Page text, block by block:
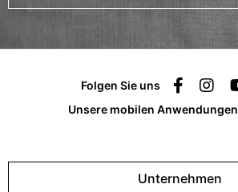
Folgen Sie uns
Unsere mobilen Anwendungen
Unternehmen